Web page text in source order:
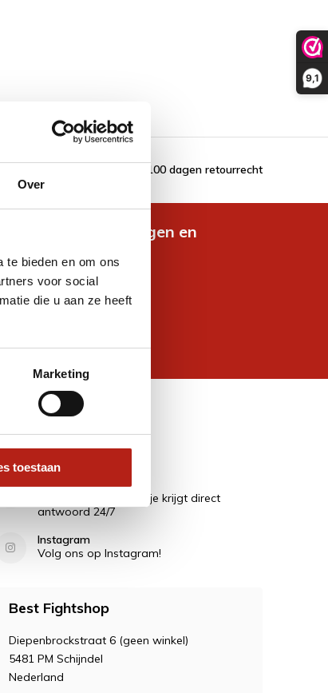
Over
te bieden en om ons
voor social
die u aan ze heeft
Marketing
toestaan
9,1
100 dagen retourrecht
aanbiedingen en
Vragen?
Stel ze in de Chat en je krijgt direct
antwoord 24/7
Instagram
Volg ons op Instagram!
Best Fightshop
Diepenbrockstraat 6 (geen winkel)
5481 PM Schijndel
Nederland